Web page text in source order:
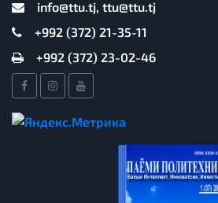
info@ttu.tj, ttu@ttu.tj
+992 (372) 21-35-11
+992 (372) 23-02-46